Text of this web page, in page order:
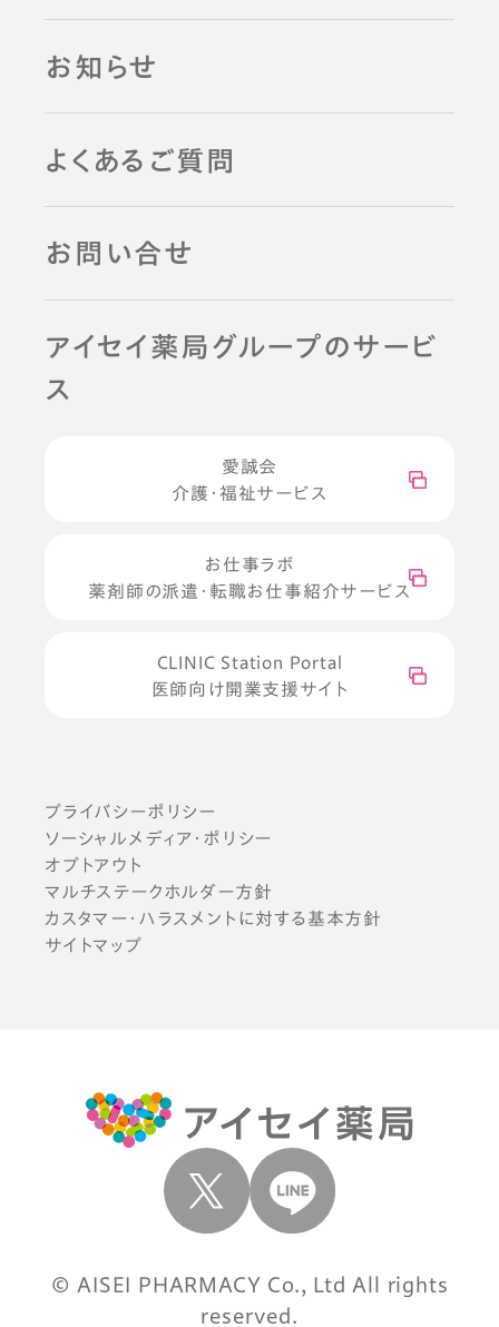
お知らせ
よくあるご質問
お問い合せ
アイセイ薬局グループのサービ
ス
愛誠会
介護・福祉サービス
お仕事ラボ
薬剤師の派遣・転職お仕事紹介サービス
CLINIC Station Portal
医師向け開業支援サイト
プライバシーポリシー
ソーシャルメディア・ポリシー
オプトアウト
マルチステークホルダー方針
カスタマー・ハラスメントに対する基本方針
サイトマップ
© AISEI PHARMACY Co., Ltd All rights
reserved.